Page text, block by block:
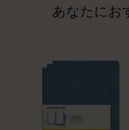
あなたにお